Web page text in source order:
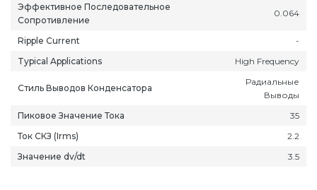
Эффективное Последовательное
Сопротивление
0.064
Ripple Current
-
Typical Applications
High Frequency
Стиль Выводов Конденсатора
Радиальные
Выводы
Пиковое Значение Тока
35
Ток СКЗ (Irms)
2.2
Значение dv/dt
3.5
Махачкала
Нальчик
Нарьян-Мар
Оренбург
Рязань
Саранск
Саратов